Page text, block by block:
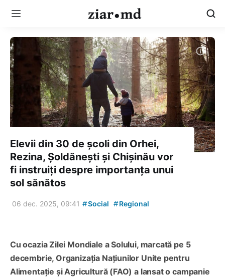
Elevii din 30 de școli din Orhei,
Rezina, Șoldănești și Chișinău vor
fi instruiți despre importanța unui
sol sănătos
06 dec. 2025, 09:41 #Social #Regional
Cu ocazia Zilei Mondiale a Solului, marcată pe 5
decembrie, Organizația Națiunilor Unite pentru
Alimentație și Agricultură (FAO) a lansat o campanie